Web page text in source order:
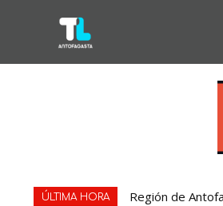
ÚLTIMA HORA Región de